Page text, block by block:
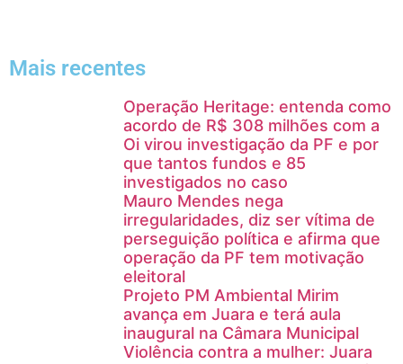
Mais recentes
Operação Heritage: entenda como
acordo de R$ 308 milhões com a
Oi virou investigação da PF e por
que tantos fundos e 85
investigados no caso
Mauro Mendes nega
irregularidades, diz ser vítima de
perseguição política e afirma que
operação da PF tem motivação
eleitoral
Projeto PM Ambiental Mirim
avança em Juara e terá aula
inaugural na Câmara Municipal
Violência contra a mulher: Juara